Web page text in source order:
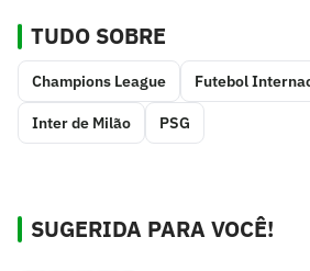
TUDO SOBRE
Champions League Futebol
Inter de Milão PSG
SUGERIDA PARA VOCÊ!